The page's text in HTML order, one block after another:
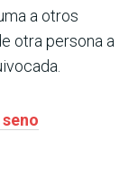
a otros
otra persona a